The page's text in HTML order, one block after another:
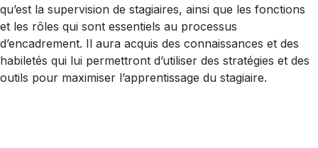
qu’est la supervision de stagiaires, ainsi que les fonctions
et les rôles qui sont essentiels au processus
d’encadrement. Il aura acquis des connaissances et des
habiletés qui lui permettront d’utiliser des stratégies et des
outils pour maximiser l’apprentissage du stagiaire.